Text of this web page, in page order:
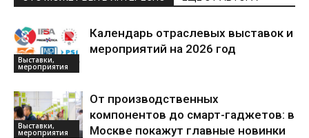
Выставки,
мероприятия
Календарь отраслевых выставок и
мероприятий на 2026 год
Выставки,
мероприятия
От производственных
компонентов до смарт-гаджетов: в
Москве покажут главные новинки